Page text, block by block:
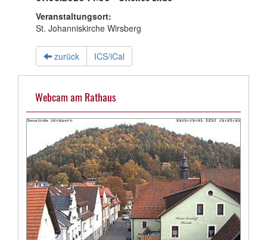
Veranstaltungsort:
St. Johanniskirche Wirsberg
zurück ICS/iCal
Webcam am Rathaus